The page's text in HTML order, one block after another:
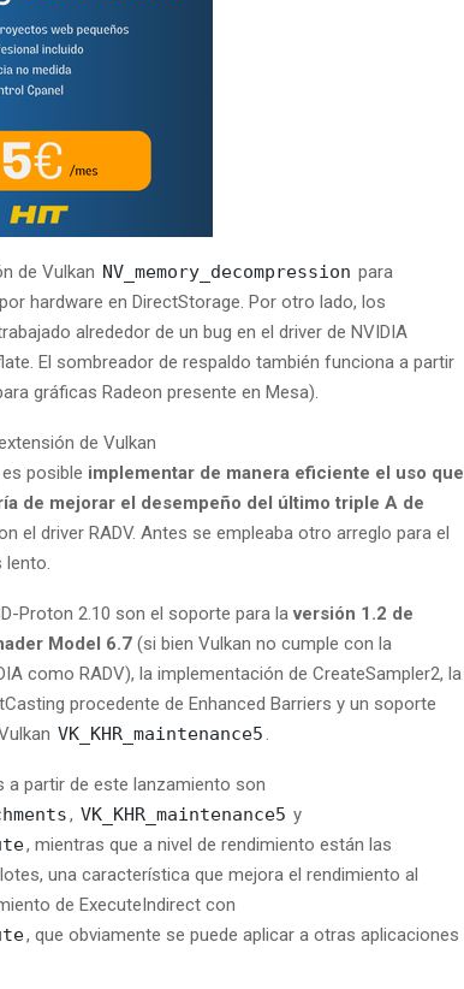
de Vulkan NV_memory_decompression para
hardware en DirectStorage. Por otro lado, los
alrededor de un bug en el driver de NVIDIA
El sombreador de respaldo también funciona a partir
gráficas Radeon presente en Mesa).
de Vulkan
es posible implementar de manera eficiente el uso que
de mejorar el desempeño del último triple A de
el driver RADV. Antes se empleaba otro arreglo para el
Proton 2.10 son el soporte para laversión 1.2 de
Model 6.7 (si bien Vulkan no cumple con la
como RADV), la implementación de CreateSampler2, la
procedente de Enhanced Barriers y un soporte
VK_KHR_maintenance5
a partir de este lanzamiento son
, VK_KHR_maintenance5 y
, mientras que a nivel de rendimiento están las
una característica que mejora el rendimiento al
de ExecuteIndirect con
, que obviamente se puede aplicar a otras aplicaciones